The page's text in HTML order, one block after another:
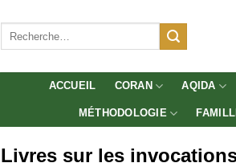
ACCUEIL CORAN AQIDA
MÉTHODOLOGIE
Livres sur les